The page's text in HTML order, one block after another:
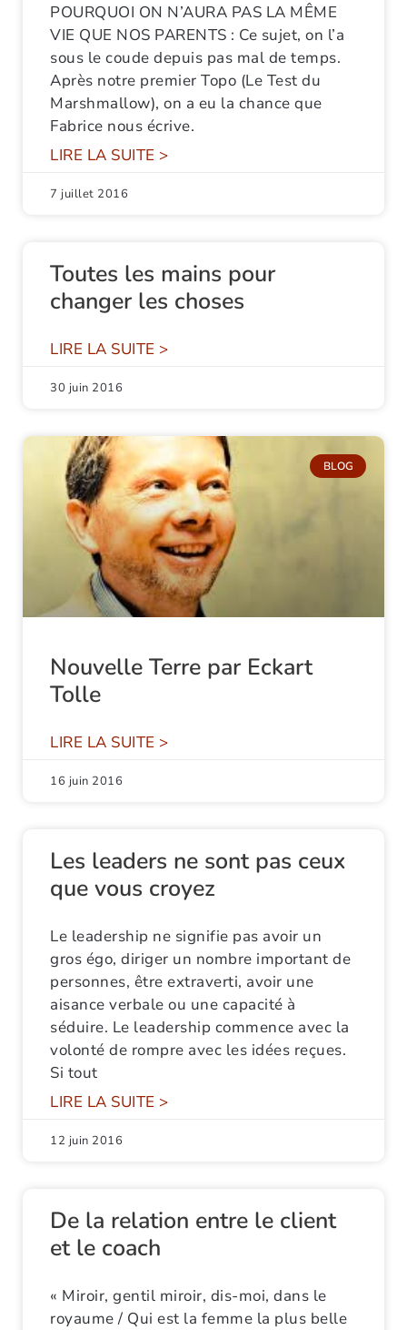
POURQUOI ON N’AURA PAS LA MÊME
VIE QUE NOS PARENTS : Ce sujet, on l’a
sous le coude depuis pas mal de temps.
Après notre premier Topo (Le Test du
Marshmallow), on a eu la chance que
Fabrice nous écrive.
LIRE LA SUITE >
7 juillet 2016
Toutes les mains pour
changer les choses
LIRE LA SUITE >
30 juin 2016
BLOG
Nouvelle Terre par Eckart
Tolle
LIRE LA SUITE >
16 juin 2016
Les leaders ne sont pas ceux
que vous croyez
Le leadership ne signifie pas avoir un
gros égo, diriger un nombre important de
personnes, être extraverti, avoir une
aisance verbale ou une capacité à
séduire. Le leadership commence avec la
volonté de rompre avec les idées reçues.
Si tout
LIRE LA SUITE >
12 juin 2016
De la relation entre le client
et le coach
« Miroir, gentil miroir, dis-moi, dans le
royaume / Qui est la femme la plus belle